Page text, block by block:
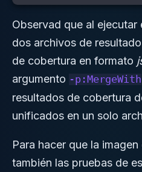
Observad que al ejecutar
dos archivos de
de cobertura en formato
argumento -p:MergeWith
resultados de cobertura
unificados en un solo
Para hacer que la imagen
también las pruebas de